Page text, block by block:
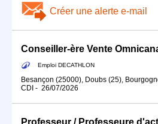
Créer une alerte e-mail
Conseiller-ère Vente
Emploi DECATHLON
Besançon (25000), Doubs (25),
CDI - 26/07/2026